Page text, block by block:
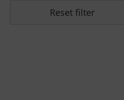
Reset filter